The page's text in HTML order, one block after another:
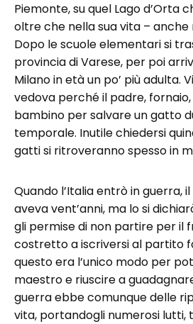
Piemonte, su quel Lago d’Orta
oltre che nella sua vita – anche
Dopo le scuole elementari si
provincia di Varese, per poi
Milano in età un po’ più adulta.
vedova perché il padre,
bambino per salvare un gatto
temporale. Inutile chiedersi
gatti si ritroveranno spesso in
Quando l’Italia entrò in guerra,
aveva vent’anni, ma lo si
gli permise di non partire per il
costretto a iscriversi al partito
questo era l’unico modo per
maestro e riuscire a
guerra ebbe comunque delle
vita, portandogli numerosi lutti,